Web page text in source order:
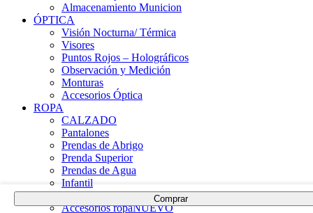
Comprar
Almacenamiento Municion
ÓPTICA
Visión Nocturna/ Térmica
Visores
Puntos Rojos – Holográficos
Observación y Medición
Monturas
Accesorios Óptica
ROPA
CALZADO
Pantalones
Prendas de Abrigo
Prenda Superior
Prendas de Agua
Infantil
Mujer
Accesorios ropaNUEVO